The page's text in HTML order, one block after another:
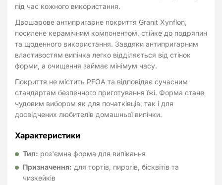
під час кожного використання.
Двошарове антипригарне покриття Granit Xynflon,
посилене керамічним компонентом, стійке до подряпин
та щоденного використання. Завдяки антипригарним
властивостям випічка легко відділяється від стінок
форми, а очищення займає мінімум часу.
Покриття не містить PFOA та відповідає сучасним
стандартам безпечного приготування їжі. Форма стане
чудовим вибором як для початківців, так і для
досвідчених любителів домашньої випічки.
Характеристики
Тип: роз'ємна форма для випікання
Призначення: для тортів, пирогів, бісквітів та
чизкейків